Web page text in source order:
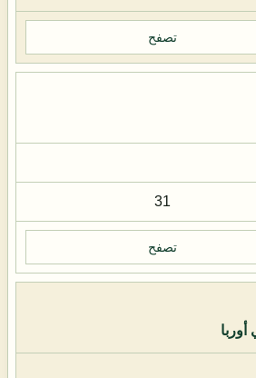
تصفح
31
تصفح
أوربا